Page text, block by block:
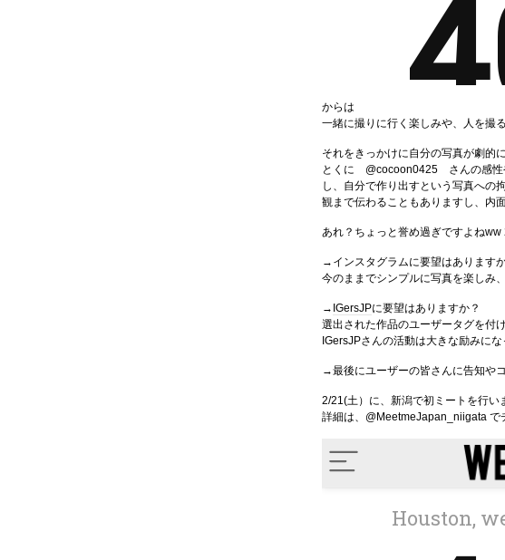
からは
一緒に撮りに行く楽しみや、人を撮
それをきっかけに自分の写真が劇的
とくに @cocoon0425 さんの感性
し、自分で作り出すという写真への
観まで伝わることもありますし、内
あれ？ちょっと誉め過ぎですよねww
→インスタグラムに要望はあります
今のままでシンプルに写真を楽しみ
→ IGersJPに要望はありますか？
選出された作品のユーザータグを付
IGersJPさんの活動は大きな励みに
→最後にユーザーの皆さんに告知や
2/21(土）に、新潟で初ミートを行い
詳細は、@MeetmeJapan_niigata で